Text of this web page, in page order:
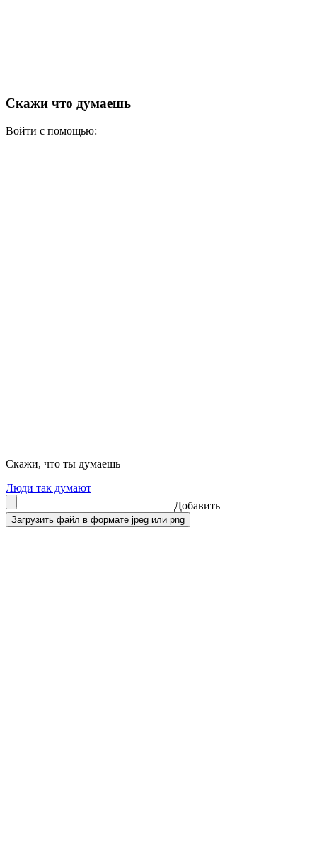
Скажи что думаешь
Войти с помощью:
Скажи, что ты думаешь
Люди так думают
Добавить